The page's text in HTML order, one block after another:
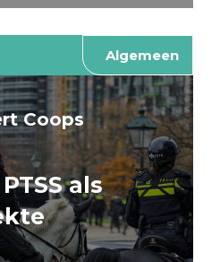
Algemeen
Coops
als